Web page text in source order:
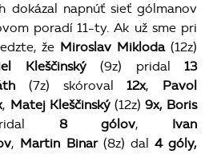
dokázal napnúť sieť gólmanov
poradí 11-ty. Ak už sme pri
že Miroslav Mikloda(12z)
Kleščinský(9z) pridal13
(7z) skóroval12x, Pavol
, Matej Kleščinský(12z) 9x, Boris
8 gólov, Ivan
, Martin Binar(8z) dal 4 góly,